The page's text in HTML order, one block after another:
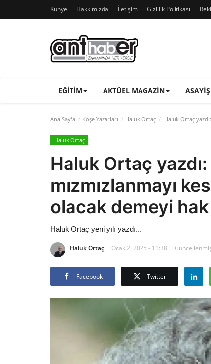
Künye Hakkımızda İletişim Gizlilik Politikası
EĞITIM AKTÜEL MAGAZIN ASAYIŞ
Ana Sayfa Köşe Yazarları Haluk Ortaç Haluk Ortaç
Haluk Ortaç
Haluk Ortaç yazdı:
mızmızlanmayı
olacak demeyi
Haluk Ortaç yeni yılı yazdı...
Haluk Ortaç Ocak 2, 2025 - 11:38
Facebook Twitter